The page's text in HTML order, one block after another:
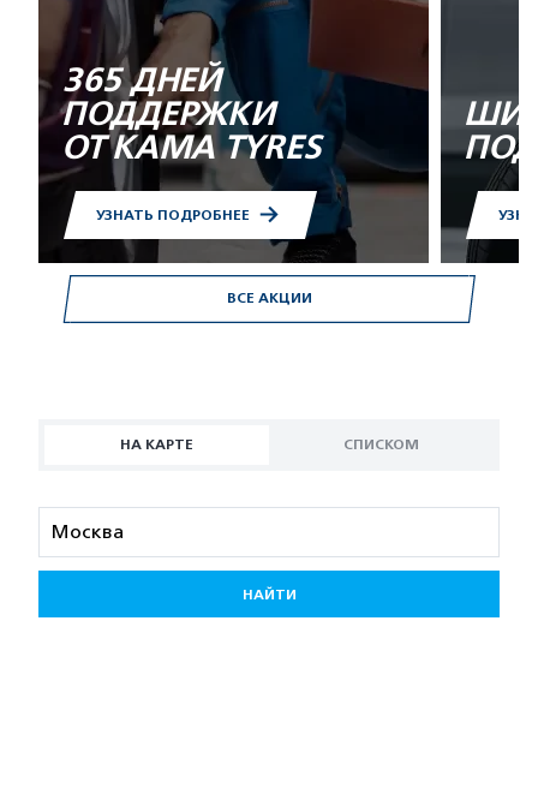
ВСЕ АКЦИИ
365 ДНЕЙ
ПОДДЕРЖКИ
ОТ KAMA TYRES
УЗНАТЬ ПОДРОБНЕЕ
НА КАРТЕ СПИСКОМ
НАЙТИ